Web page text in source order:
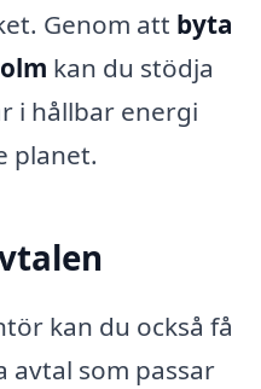
Genom att byta
kan du stödja
i hållbar energi
planet.
kan du också få
avtal som passar